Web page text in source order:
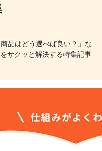
品はどう選べば良い？」な
サクッと解決する特集記事